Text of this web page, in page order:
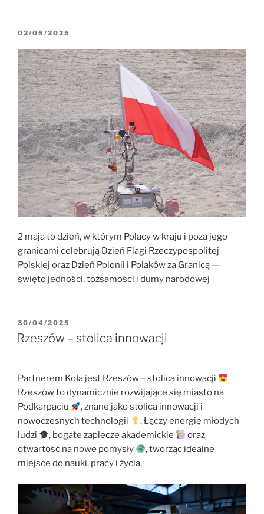
OPUBLIKOWANE
02/05/2025
2 maja to dzień, w którym Polacy w kraju i poza jego
granicami celebrują Dzień Flagi Rzeczypospolitej
Polskiej oraz Dzień Polonii i Polaków za Granicą —
święto jedności, tożsamości i dumy narodowej
OPUBLIKOWANE
W
30/04/2025
Rzeszów – stolica innowacji
Partnerem Koła jest Rzeszów – stolica innowacji
Rzeszów to dynamicznie rozwijające się miasto na
Podkarpaciu
, znane jako stolica innowacji i
nowoczesnych technologii
. Łączy energię młodych
ludzi
, bogate zaplecze akademickie
oraz
otwartość na nowe pomysły
, tworząc idealne
miejsce do nauki, pracy i życia.